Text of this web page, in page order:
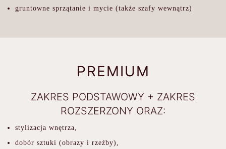
gruntowne sprzątanie i mycie (także szafy wewnątrz)
PREMIUM
ZAKRES PODSTAWOWY + ZAKRES
ROZSZERZONY ORAZ:
stylizacja wnętrza,
dobór sztuki (obrazy i rzeźby),